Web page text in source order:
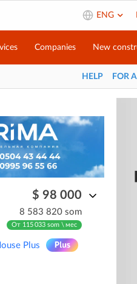
ENG
Companies New
HELP FOR
$ 98 000
8 583 820 som
От 115 033 som \ мес
Plus